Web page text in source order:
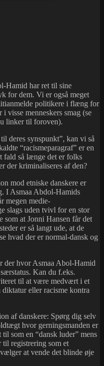
Hamid har ret til sine
for dem. Vi er også meget
politikere i flæng for
visse menneskers smag (se
linker til foroven).
deres synspunkt”, kan vi så
“racismeparagraf” er en
fald så længe det er folks
der kriminaliseres af den?
mod etniske danskere er
I Asmaa Abdol-Hamids
megen medie-
slags uden tvivl for en stor
som at Jonni Hansen får det
er så langt ude, at de
hvad der er normal-dansk og
der hvor Asmaa Abol-Hamid
Kan du f.eks.
til at være medvært i et
eller racisme kontra
af danskere: Spørg dig selv
hvor gerningsmanden er
som en “dansk luder” mens
registrering som et
at vende det blinde øje